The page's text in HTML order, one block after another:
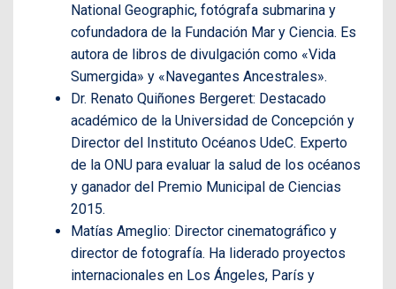
National Geographic, fotógrafa submarina y
cofundadora de la Fundación Mar y Ciencia. Es
autora de libros de divulgación como «Vida
Sumergida» y «Navegantes Ancestrales».
Dr. Renato Quiñones Bergeret: Destacado
académico de la Universidad de Concepción y
Director del Instituto Océanos UdeC. Experto
de la ONU para evaluar la salud de los océanos
y ganador del Premio Municipal de Ciencias
2015.
Matías Ameglio: Director cinematográfico y
director de fotografía. Ha liderado proyectos
internacionales en Los Ángeles, París y